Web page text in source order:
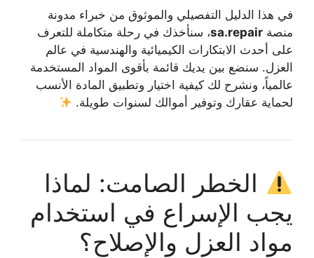
في هذا الدليل التفصيلي والموثوق من خبراء مدونة
منصة sa.repair، سنأخذك في رحلة متكاملة للتعرف
على أحدث الابتكارات الكيميائية والهندسية في عالم
العزل. سنضع بين يديك قائمة بأقوى المواد المستخدمة
عالمياً، ونشرح لك كيفية اختيار وتطبيق المادة الأنسب
لحماية عقارك وتوفير أموالك لسنوات طويلة.
الخطر الصامت: لماذا
يجب الإسراع في استخدام
مواد العزل والإصلاح؟